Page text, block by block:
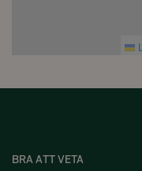
BRA ATT VETA